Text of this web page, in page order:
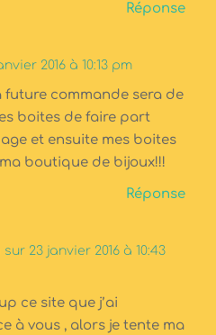
Réponse
2016 à 10:13 pm
future commande sera de
boites de faire part
et ensuite mes boites
boutique de bijoux!!!
Réponse
sur 23 janvier 2016 à 10:43
ce site que j’ai
à vous , alors je tente ma